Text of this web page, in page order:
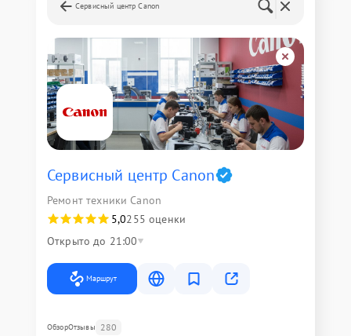
Сервисный центр Canon
Сервисный центр Canon
Ремонт техники Canon
5,0255 оценки
Открыто до 21:00
Маршрут
ОбзорОтзывы 280